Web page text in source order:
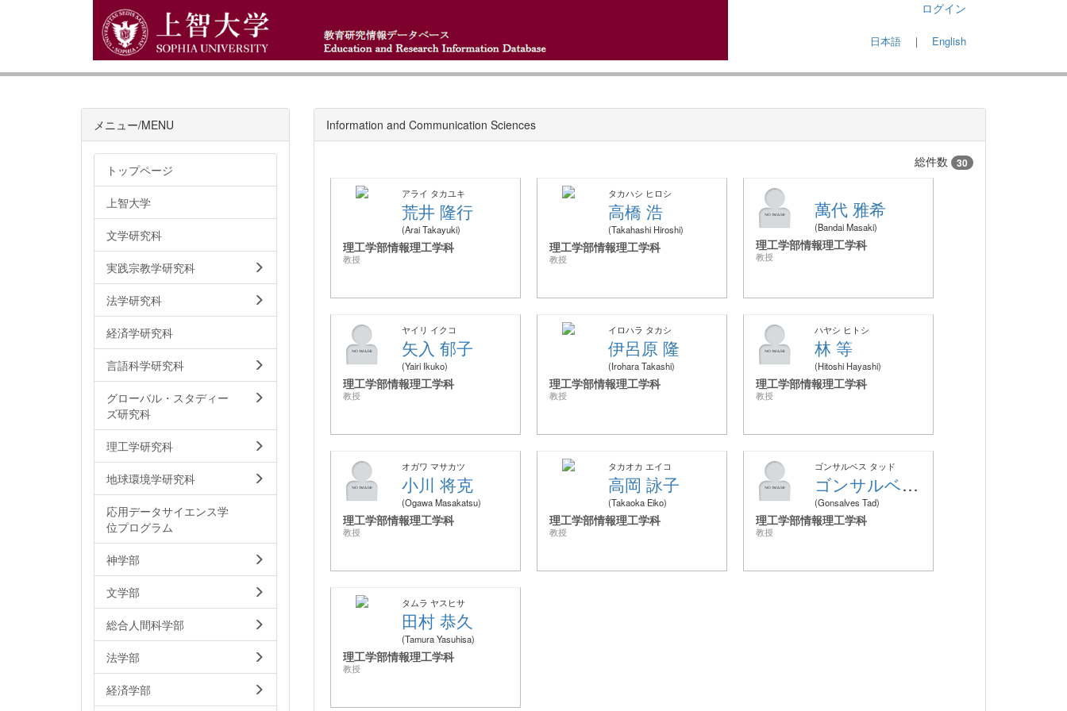
ログイン
日本語 ｜ English
Information and Communication Sciences
総件数 30
アライ タカユキ
荒井 隆行
Arai Takayuki
理工学部情報理工学科
教授
タカハシ ヒロシ
高橋 浩
Takahashi Hiroshi
理工学部情報理工学科
教授
萬代 雅希
Bandai Masaki
理工学部情報理工学科
教授
ヤイリ イクコ
矢入 郁子
Yairi Ikuko
理工学部情報理工学科
教授
イロハラ タカシ
伊呂原 隆
Irohara Takashi
理工学部情報理工学科
教授
ハヤシ ヒトシ
林 等
Hitoshi Hayashi
理工学部情報理工学科
教授
オガワ マサカツ
小川 将克
Ogawa Masakatsu
理工学部情報理工学科
教授
タカオカ エイコ
高岡 詠子
Takaoka Eiko
理工学部情報理工学科
教授
ゴンサルベス タッド
ゴンサルベス タッド
Gonsalves Tad
理工学部情報理工学科
教授
タムラ ヤスヒサ
田村 恭久
Tamura Yasuhisa
理工学部情報理工学科
教授
メニュー/MENU
トップページ
上智大学
文学研究科
実践宗教学研究科
法学研究科
経済学研究科
言語科学研究科
グローバル・スタディー
ズ研究科
理工学研究科
地球環境学研究科
応用データサイエンス学
位プログラム
神学部
文学部
総合人間科学部
法学部
経済学部